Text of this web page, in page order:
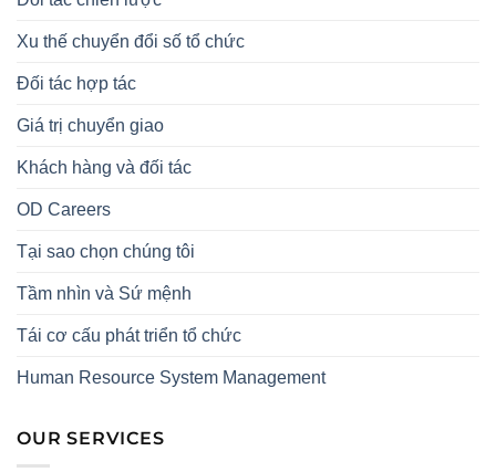
Xu thế chuyển đổi số tổ chức
Đối tác hợp tác
Giá trị chuyển giao
Khách hàng và đối tác
OD Careers
Tại sao chọn chúng tôi
Tầm nhìn và Sứ mệnh
Tái cơ cấu phát triển tổ chức
Human Resource System Management
OUR SERVICES